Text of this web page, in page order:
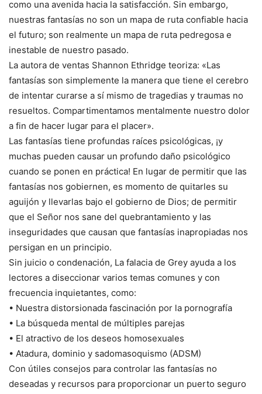
como una avenida hacia la satisfacción. Sin embargo,
nuestras fantasías no son un mapa de ruta confiable hacia
el futuro; son realmente un mapa de ruta pedregosa e
inestable de nuestro pasado.
La autora de ventas Shannon Ethridge teoriza: «Las
fantasías son simplemente la manera que tiene el cerebro
de intentar curarse a sí mismo de tragedias y traumas no
resueltos. Compartimentamos mentalmente nuestro dolor
a fin de hacer lugar para el placer».
Las fantasías tiene profundas raíces psicológicas, ¡y
muchas pueden causar un profundo daño psicológico
cuando se ponen en práctica! En lugar de permitir que las
fantasías nos gobiernen, es momento de quitarles su
aguijón y llevarlas bajo el gobierno de Dios; de permitir
que el Señor nos sane del quebrantamiento y las
inseguridades que causan que fantasías inapropiadas nos
persigan en un principio.
Sin juicio o condenación, La falacia de Grey ayuda a los
lectores a diseccionar varios temas comunes y con
frecuencia inquietantes, como:
• Nuestra distorsionada fascinación por la pornografía
• La búsqueda mental de múltiples parejas
• El atractivo de los deseos homosexuales
• Atadura, dominio y sadomasoquismo (ADSM)
Con útiles consejos para controlar las fantasías no
deseadas y recursos para proporcionar un puerto seguro